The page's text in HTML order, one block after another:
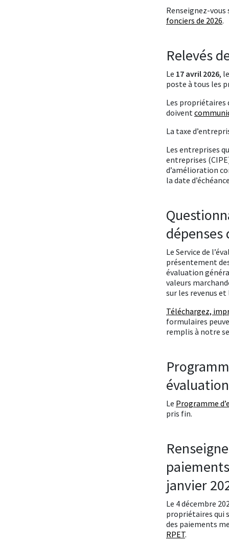
Renseignez-vous
fonciers de 2026.
Relevés
Le 17 avril 2026,
poste à tous les
Les propriétaires
doivent
La taxe
Les entreprises
entreprises
d’amélioration
la date
dépenses
Le Service de
présentement
évaluation
valeurs
sur les revenus
Téléchargez,
formulaires
remplis à notre
Le Programme
pris fin.
janvier
Le 4 décembre
propriétaires qui
des paiements
RPET.